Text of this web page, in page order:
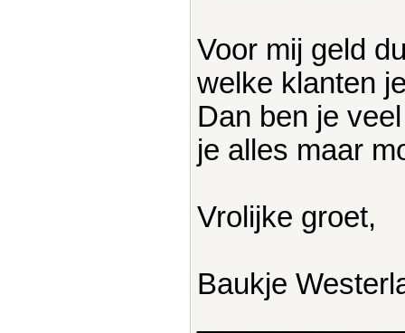
Voor mij geld
welke klanten
Dan ben je
je alles maar
Vrolijke groet,
Baukje